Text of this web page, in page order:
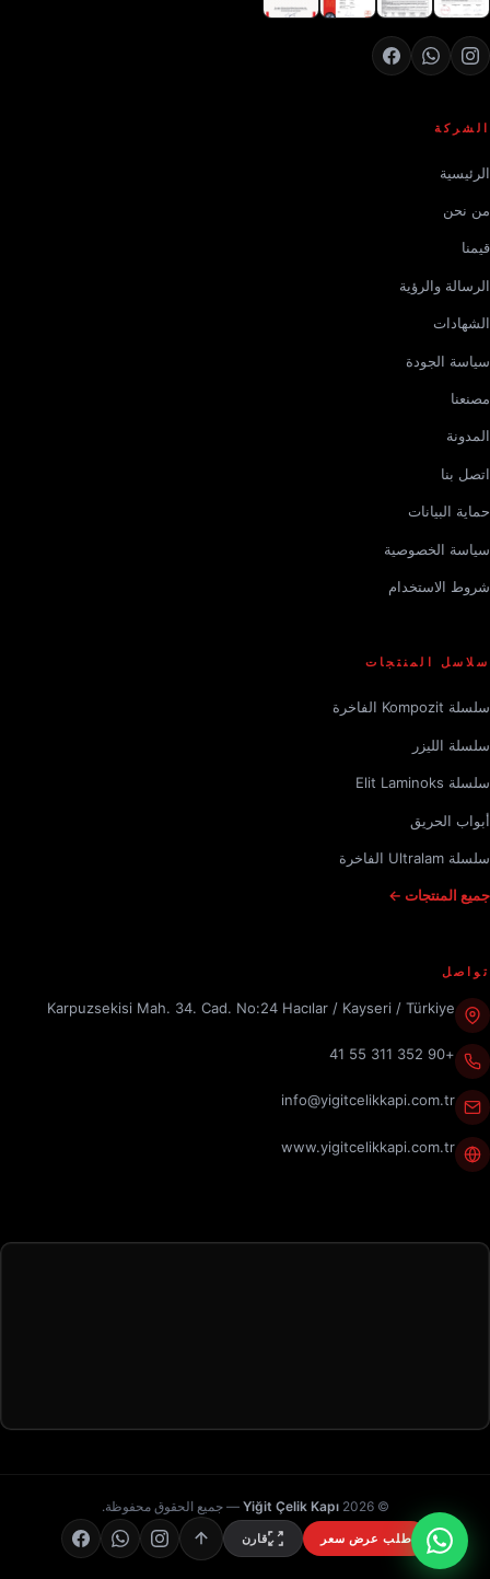
الشركة
الرئيسية
من نحن
قيمنا
الرسالة والرؤية
الشهادات
سياسة الجودة
مصنعنا
المدونة
اتصل بنا
حماية البيانات
سياسة الخصوصية
شروط الاستخدام
سلاسل المنتجات
سلسلة Kompozit الفاخرة
سلسلة الليزر
سلسلة Elit Laminoks
أبواب الحريق
سلسلة Ultralam الفاخرة
جميع المنتجات ←
تواصل
Karpuzsekisi Mah. 34. Cad. No:24 Hacılar / Kayseri / Türkiye
+90 352 311 55 41
info@yigitcelikkapi.com.tr
www.yigitcelikkapi.com.tr
© 2026
Yiğit Çelik Kapı — جميع الحقوق محفوظة.
طلب عرض سعر قارن